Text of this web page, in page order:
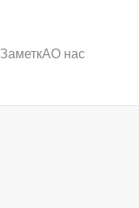
ЗаметкАО нас